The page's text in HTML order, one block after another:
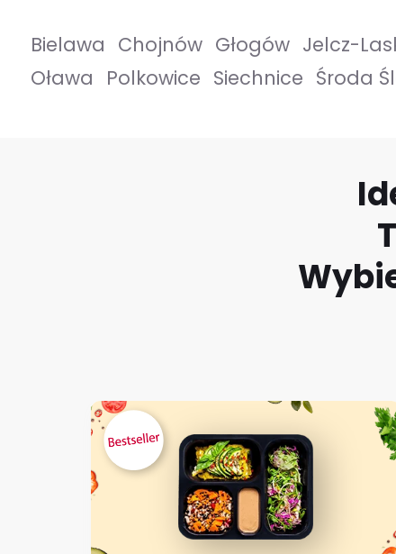
Bielawa Chojnów Głogów Jelcz-
Oława
Polkowice Siechnice Środa